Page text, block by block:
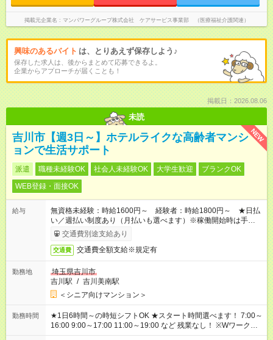
掲載元企業名 マンパワーグループ株式会社 ケアサービス事業部 （医療福祉介護関連）
興味のあるバイト は、とりあえず保存しよう♪
保存した求人は、後からまとめて応募できるよ。
企業からアプローチが届くことも！
掲載日：2026.08.06
未読
NEW
吉川市【週3日～】ホテルライクな高齢者マンシ
ョンで生活サポート
派遣 職種未経験OK 社会人未経験OK 大学生歓迎
ブランクOK
WEB登録・面接OK
給与
無資格未経験：時給1600円～ 経験者：時給1800円～ ★日払
い／週払い制度あり（月払いも選べます）※稼働開始時は手続き
完了次第のお支払いとなります。
交通費別途支給あり
交通費 交通費全額支給※規定有
勤務地
埼玉県吉川市
吉川駅 / 吉川美南駅
＜シニア向けマンション＞
勤務時間
★1日6時間～の時短シフトOK ★スタート時間選べます！ 7:00～
16:00 9:00～17:00 11:00～19:00 など 残業なし！ ※Wワークの
場合、他のお仕事と合わせ週40時間超の就業はご案内できませ